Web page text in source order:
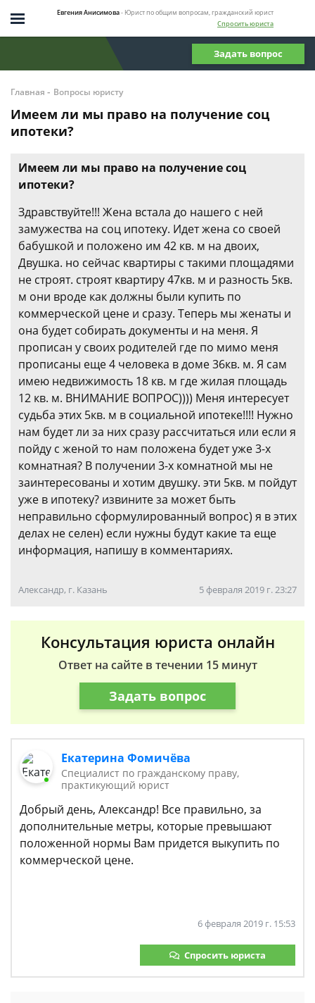
Евгения Анисимова- Юрист по общим вопросам, гражданский юрист
Спросить юриста
Задать вопрос
Главная - Вопросы юристу
Имеем ли мы право на получение соц
ипотеки?
Имеем ли мы право на получение соц
ипотеки?
Здравствуйте!!! Жена встала до нашего с ней
замужества на соц ипотеку. Идет жена со своей
бабушкой и положено им 42 кв. м на двоих,
Двушка. но сейчас квартиры с такими площадями
не строят. строят квартиру 47кв. м и разность 5кв.
м они вроде как должны были купить по
коммерческой цене и сразу. Теперь мы женаты и
она будет собирать документы и на меня. Я
прописан у своих родителей где по мимо меня
прописаны еще 4 человека в доме 36кв. м. Я сам
имею недвижимость 18 кв. м где жилая площадь
12 кв. м. ВНИМАНИЕ ВОПРОС)))) Меня интересует
судьба этих 5кв. м в социальной ипотеке!!!! Нужно
нам будет ли за них сразу рассчитаться или если я
пойду с женой то нам положена будет уже 3-х
комнатная? В получении 3-х комнатной мы не
заинтересованы и хотим двушку. эти 5кв. м пойдут
уже в ипотеку? извините за может быть
неправильно сформулированный вопрос) я в этих
делах не селен) если нужны будут какие та еще
информация, напишу в комментариях.
Александр, г. Казань 5 февраля 2019 г. 23:27
Консультация юриста онлайн
Ответ на сайте в течении 15 минут
Задать вопрос
Екатерина Фомичёва
Специалист по гражданскому праву,
практикующий юрист
Добрый день, Александр! Все правильно, за
дополнительные метры, которые превышают
положенной нормы Вам придется выкупить по
коммерческой цене.
6 февраля 2019 г. 15:53
Спросить юриста